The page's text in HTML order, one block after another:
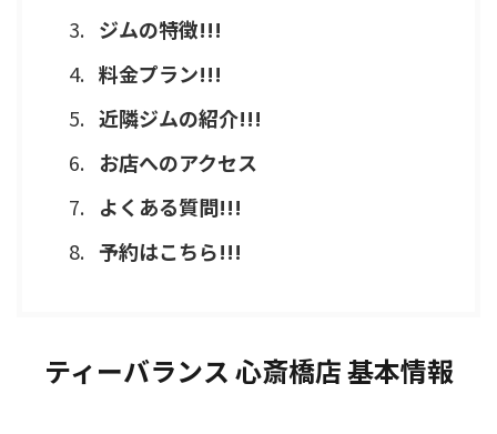
ジムの特徴!!!
料金プラン!!!
近隣ジムの紹介!!!
お店へのアクセス
よくある質問!!!
予約はこちら!!!
ティーバランス 心斎橋店 基本情報